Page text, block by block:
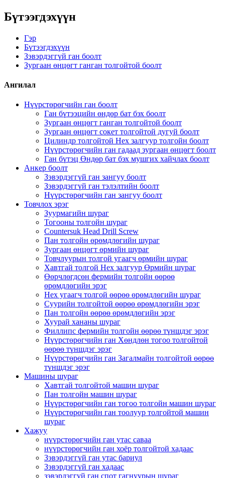
Бүтээгдэхүүн
Гэр
Бүтээгдэхүүн
Зэвэрдэггүй ган боолт
Зургаан өнцөгт ганган толгойтой боолт
Ангилал
Нүүрстөрөгчийн ган боолт
Ган бүтээцийн өндөр бат бэх боолт
Зургаан өнцөгт ганган толгойтой боолт
Зургаан өнцөгт сокет толгойтой дугуй боолт
Цилиндр толгойтой Hex залгуур толгойн боолт
Нүүрстөрөгчийн ган гадаад зургаан өнцөгт боолт
Ган бүтэц Өндөр бат бэх мушгих хайчлах боолт
Анкер боолт
Зэвэрдэггүй ган зангуу боолт
Зэвэрдэггүй ган тэлэлтийн боолт
Нүүрстөрөгчийн ган зангуу боолт
Товчлох эрэг
Зуурмагийн шураг
Тогооны толгойн шураг
Countersuk Head Drill Screw
Пан толгойн өрөмдлөгийн шураг
Зургаан өнцөгт өрмийн шураг
Товчлуурын толгой угаагч өрмийн шураг
Хавтгай толгой Hex залгуур Өрмийн шураг
Өөрчлөгдсөн фермийн толгойн өөрөө
өрөмдлөгийн эрэг
Hex угаагч толгой өөрөө өрөмдлөгийн шураг
Суурийн толгойтой өөрөө өрөмдлөгийн эрэг
Пан толгойн өөрөө өрөмдлөгийн эрэг
Хуурай хананы шураг
Филлипс фермийн толгойн өөрөө түншдэг эрэг
Нүүрстөрөгчийн ган Хөндлөн тогоо толгойтой
өөрөө түншдэг эрэг
Нүүрстөрөгчийн ган Загалмайн толгойтой өөрөө
түншдэг эрэг
Машины шураг
Хавтгай толгойтой машин шураг
Пан толгойн машин шураг
Нүүрстөрөгчийн ган тогоо толгойн машин шураг
Нүүрстөрөгчийн ган тоолуур толгойтой машин
шураг
Хажуу
нүүрстөрөгчийн ган утас саваа
нүүрстөрөгчийн ган хоёр толгойтой хадаас
Зэвэрдэггүй ган утас бариул
Зэвэрдэггүй ган хадаас
зэвэрдэггүй ган спот гагнуурын шураг